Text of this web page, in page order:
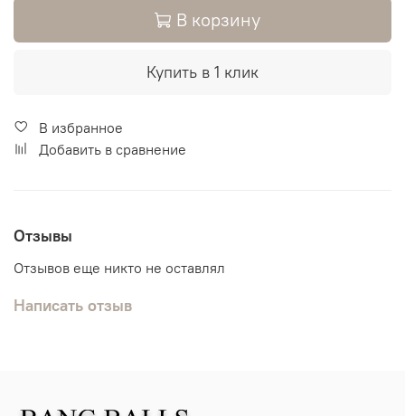
В корзину
Купить в 1 клик
В избранное
Добавить в сравнение
Отзывы
Отзывов еще никто не оставлял
Написать отзыв